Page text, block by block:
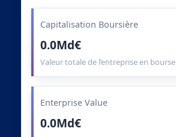
Capitalisation Boursière
0.0Md€
Valeur totale de l’entreprise en bourse
Enterprise Value
0.0Md€